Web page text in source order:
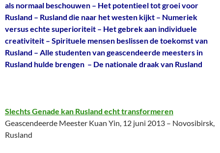
als normaal beschouwen – Het potentieel tot groei voor
Rusland – Rusland die naar het westen kijkt – Numeriek
versus echte superioriteit – Het gebrek aan individuele
creativiteit – Spirituele mensen beslissen de toekomst van
Rusland – Alle studenten van geascendeerde meesters in
Rusland hulde brengen – De nationale draak van Rusland
Slechts Genade kan Rusland echt transformeren
Geascendeerde Meester Kuan Yin, 12 juni 2013 – Novosibirsk,
Rusland